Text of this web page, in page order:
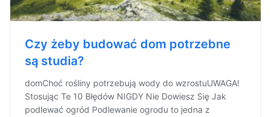
Czy żeby budować dom potrzebne
są studia?
domChoć rośliny potrzebują wody do wzrostuUWAGA!
Stosując Te 10 Błędów NIGDY Nie Dowiesz Się Jak
podlewać ogród Podlewanie ogrodu to jedna z